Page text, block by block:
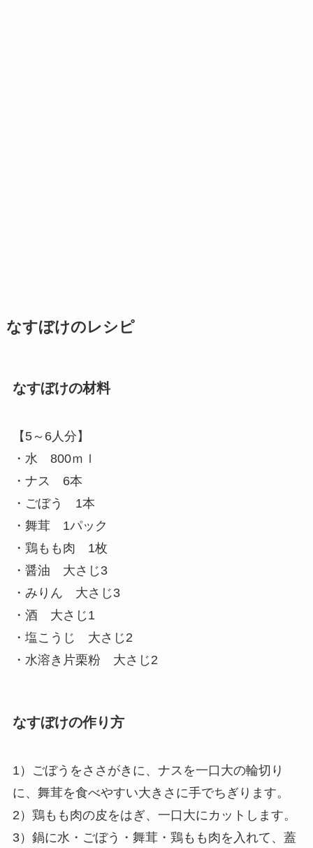
なすぼけのレシピ
なすぼけの材料
【5～6人分】
・水 800ｍｌ
・ナス 6本
・ごぼう 1本
・舞茸 1パック
・鶏もも肉 1枚
・醤油 大さじ3
・みりん 大さじ3
・酒 大さじ1
・塩こうじ 大さじ2
・水溶き片栗粉 大さじ2
なすぼけの作り方
1）ごぼうをささがきに、ナスを一口大の輪切り
に、舞茸を食べやすい大きさに手でちぎります。
2）鶏もも肉の皮をはぎ、一口大にカットします。
3）鍋に水・ごぼう・舞茸・鶏もも肉を入れて、蓋